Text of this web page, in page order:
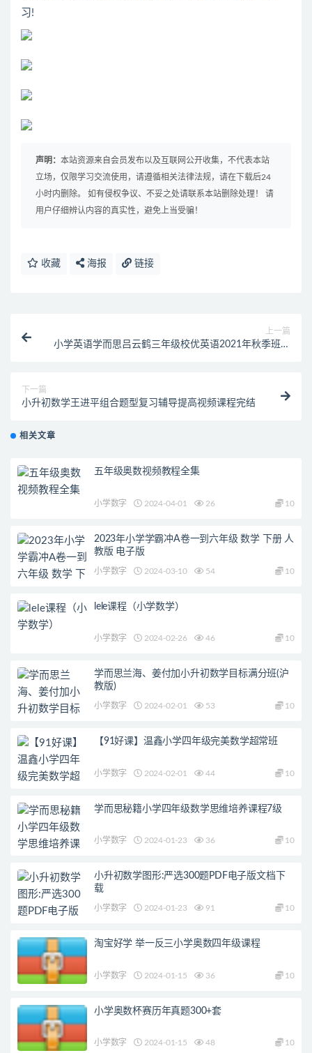
习!
声明： 本站资源来自会员发布以及互联网公开收集，不代表本站
立场，仅限学习交流使用，请遵循相关法律法规，请在下载后24
小时内删除。 如有侵权争议、不妥之处请联系本站删除处理！ 请
用户仔细辨认内容的真实性，避免上当受骗！
收藏 海报 链接
上一篇
小学英语学而思吕云鹤三年级校优英语2021年秋季班课
下一篇
小升初数学王进平组合题型复习辅导提高视频课程完结
相关文章
五年级奥数视频教程全集
小学数字 2024-04-01 26 10
2023年小学学霸冲A卷一到六年级 数学 下册 人
教版 电子版
小学数字 2024-03-10 54 10
lele课程（小学数学）
小学数字 2024-02-26 46 10
学而思兰海、姜付加小升初数学目标满分班(沪
教版)
小学数字 2024-02-01 53 10
【91好课】温鑫小学四年级完美数学超常班
小学数字 2024-02-01 44 10
学而思秘籍小学四年级数学思维培养课程7级
小学数字 2024-01-23 36 10
小升初数学图形:严选300题PDF电子版文档下
载
小学数字 2024-01-23 91 10
淘宝好学 举一反三小学奥数四年级课程
小学数字 2024-01-15 36 10
小学奥数杯赛历年真题300+套
小学数字 2024-01-15 48 10